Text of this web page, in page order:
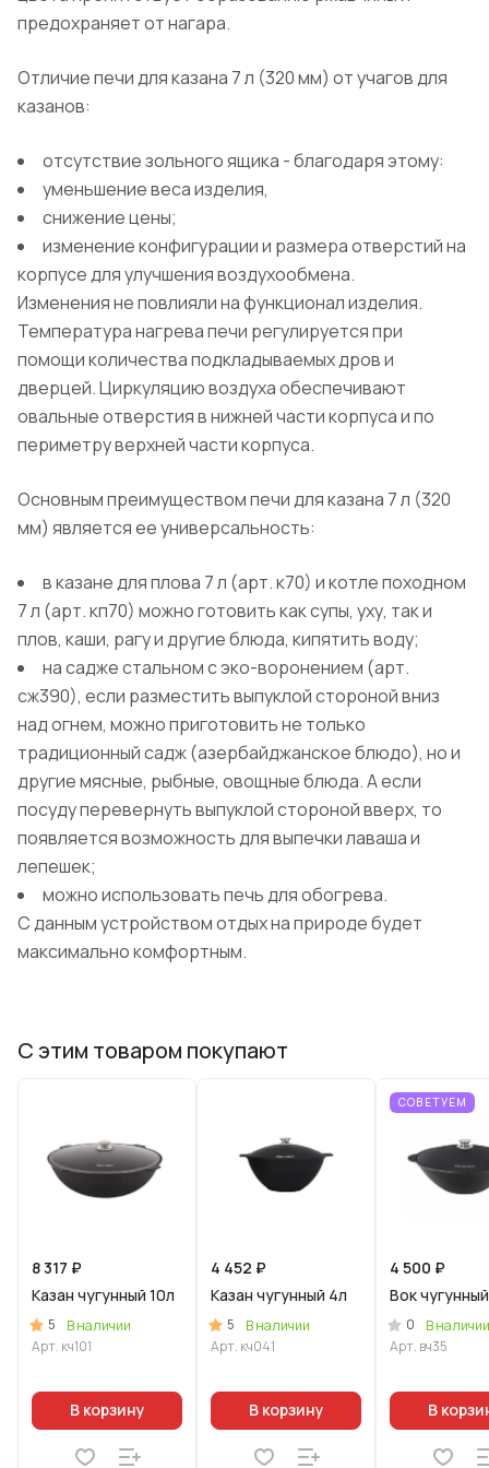
предохраняет от нагара.
Отличие печи для казана 7 л (320 мм) от учагов для
казанов:
отсутствие зольного ящика - благодаря этому:
уменьшение веса изделия,
снижение цены;
изменение конфигурации и размера отверстий на
корпусе для улучшения воздухообмена.
Изменения не повлияли на функционал изделия.
Температура нагрева печи регулируется при
помощи количества подкладываемых дров и
дверцей. Циркуляцию воздуха обеспечивают
овальные отверстия в нижней части корпуса и по
периметру верхней части корпуса.
Основным преимуществом печи для казана 7 л (320
мм) является ее универсальность:
в казане для плова 7 л (арт. к70) и котле походном
7 л (арт. кп70) можно готовить как супы, уху, так и
плов, каши, рагу и другие блюда, кипятить воду;
на садже стальном с эко-воронением (арт.
сж390), если разместить выпуклой стороной вниз
над огнем, можно приготовить не только
традиционный садж (азербайджанское блюдо), но и
другие мясные, рыбные, овощные блюда. А если
посуду перевернуть выпуклой стороной вверх, то
появляется возможность для выпечки лаваша и
лепешек;
можно использовать печь для обогрева.
С данным устройством отдых на природе будет
максимально комфортным.
С этим товаром покупают
8 317 ₽
Казан чугунный 10л
5
В наличии
Арт. кч101
В корзину
4 452 ₽
Казан чугунный 4л
5
В наличии
Арт. кч041
В корзину
СОВЕТУЕМ
4 500 ₽
Вок
0
В наличии
Арт. вч35
В